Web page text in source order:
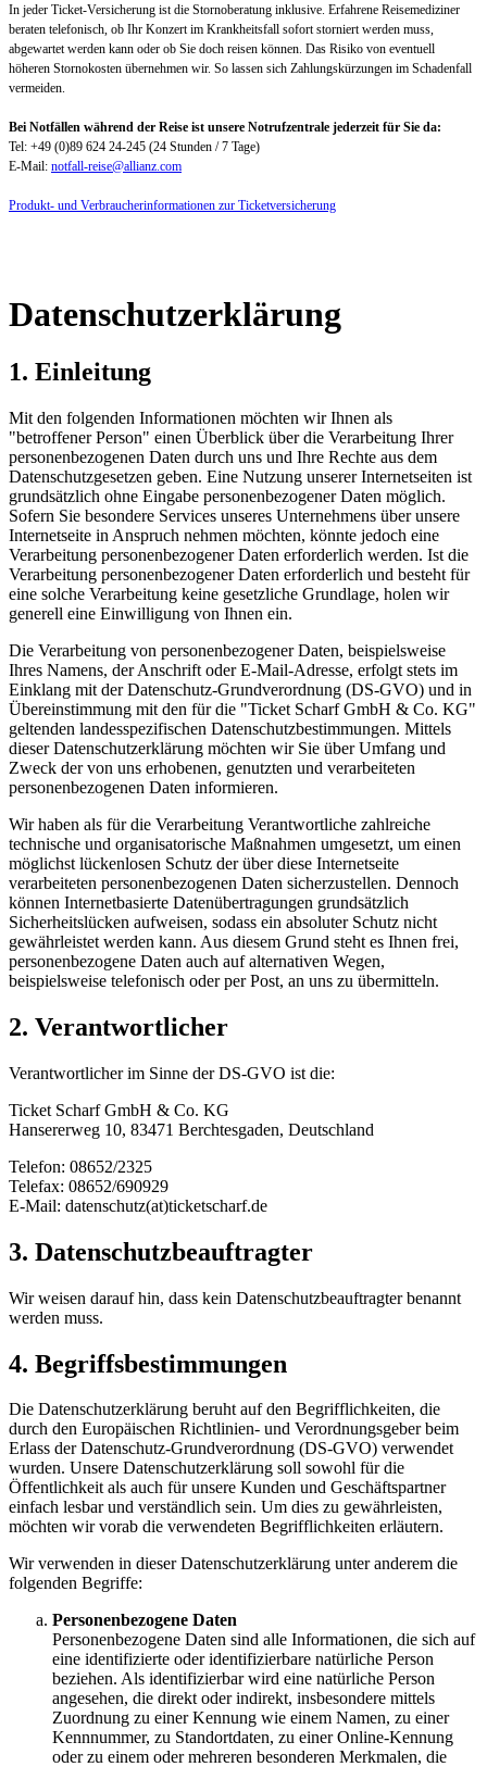
In jeder Ticket-Versicherung ist die Stornoberatung inklusive. Erfahrene Reisemediziner
beraten telefonisch, ob Ihr Konzert im Krankheitsfall sofort storniert werden muss,
abgewartet werden kann oder ob Sie doch reisen können. Das Risiko von eventuell
höheren Stornokosten übernehmen wir. So lassen sich Zahlungskürzungen im Schadenfall
vermeiden.
Bei Notfällen während der Reise ist unsere Notrufzentrale jederzeit für Sie da:
Tel: +49 (0)89 624 24-245 (24 Stunden / 7 Tage)
E-Mail: notfall-reise@allianz.com
Produkt- und Verbraucherinformationen zur Ticketversicherung
Datenschutzerklärung
1. Einleitung
Mit den folgenden Informationen möchten wir Ihnen als
"betroffener Person" einen Überblick über die Verarbeitung Ihrer
personenbezogenen Daten durch uns und Ihre Rechte aus dem
Datenschutzgesetzen geben. Eine Nutzung unserer Internetseiten ist
grundsätzlich ohne Eingabe personenbezogener Daten möglich.
Sofern Sie besondere Services unseres Unternehmens über unsere
Internetseite in Anspruch nehmen möchten, könnte jedoch eine
Verarbeitung personenbezogener Daten erforderlich werden. Ist die
Verarbeitung personenbezogener Daten erforderlich und besteht für
eine solche Verarbeitung keine gesetzliche Grundlage, holen wir
generell eine Einwilligung von Ihnen ein.
Die Verarbeitung von personenbezogener Daten, beispielsweise
Ihres Namens, der Anschrift oder E-Mail-Adresse, erfolgt stets im
Einklang mit der Datenschutz-Grundverordnung (DS-GVO) und in
Übereinstimmung mit den für die "Ticket Scharf GmbH & Co. KG"
geltenden landesspezifischen Datenschutzbestimmungen. Mittels
dieser Datenschutzerklärung möchten wir Sie über Umfang und
Zweck der von uns erhobenen, genutzten und verarbeiteten
personenbezogenen Daten informieren.
Wir haben als für die Verarbeitung Verantwortliche zahlreiche
technische und organisatorische Maßnahmen umgesetzt, um einen
möglichst lückenlosen Schutz der über diese Internetseite
verarbeiteten personenbezogenen Daten sicherzustellen. Dennoch
können Internetbasierte Datenübertragungen grundsätzlich
Sicherheitslücken aufweisen, sodass ein absoluter Schutz nicht
gewährleistet werden kann. Aus diesem Grund steht es Ihnen frei,
personenbezogene Daten auch auf alternativen Wegen,
beispielsweise telefonisch oder per Post, an uns zu übermitteln.
2. Verantwortlicher
Verantwortlicher im Sinne der DS-GVO ist die:
Ticket Scharf GmbH & Co. KG
Hansererweg 10, 83471 Berchtesgaden, Deutschland
Telefon: 08652/2325
Telefax: 08652/690929
E-Mail: datenschutz(at)ticketscharf.de
3. Datenschutzbeauftragter
Wir weisen darauf hin, dass kein Datenschutzbeauftragter benannt
werden muss.
4. Begriffsbestimmungen
Die Datenschutzerklärung beruht auf den Begrifflichkeiten, die
durch den Europäischen Richtlinien- und Verordnungsgeber beim
Erlass der Datenschutz-Grundverordnung (DS-GVO) verwendet
wurden. Unsere Datenschutzerklärung soll sowohl für die
Öffentlichkeit als auch für unsere Kunden und Geschäftspartner
einfach lesbar und verständlich sein. Um dies zu gewährleisten,
möchten wir vorab die verwendeten Begrifflichkeiten erläutern.
Wir verwenden in dieser Datenschutzerklärung unter anderem die
folgenden Begriffe:
Personenbezogene Daten
Personenbezogene Daten sind alle Informationen, die sich auf
eine identifizierte oder identifizierbare natürliche Person
beziehen. Als identifizierbar wird eine natürliche Person
angesehen, die direkt oder indirekt, insbesondere mittels
Zuordnung zu einer Kennung wie einem Namen, zu einer
Kennnummer, zu Standortdaten, zu einer Online-Kennung
oder zu einem oder mehreren besonderen Merkmalen, die